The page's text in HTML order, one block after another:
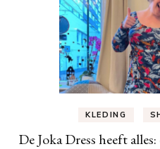
KLEDING
De Joka Dress heeft